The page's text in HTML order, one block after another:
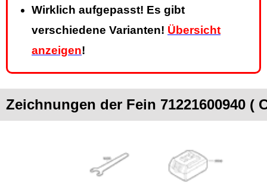
Wirklich aufgepasst! Es gibt
verschiedene Varianten! Übersicht
anzeigen!
Zeichnungen der Fein 71221600940 (